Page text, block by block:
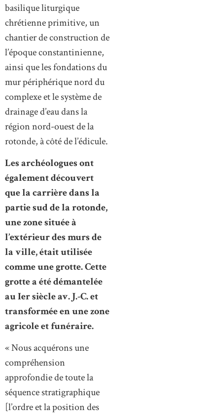
basilique liturgique
chrétienne primitive, un
chantier de construction de
l’époque constantinienne,
ainsi que les fondations du
mur périphérique nord du
complexe et le système de
drainage d’eau dans la
région nord-ouest de la
rotonde, à côté de l’édicule.
Les archéologues ont
également découvert
que la carrière dans la
partie sud de la rotonde,
une zone située à
l’extérieur des murs de
la ville, était utilisée
comme une grotte. Cette
grotte a été démantelée
au Ier siècle av. J.-C. et
transformée en une zone
agricole et funéraire.
« Nous acquérons une
compréhension
approfondie de toute la
séquence stratigraphique
[l’ordre et la position des